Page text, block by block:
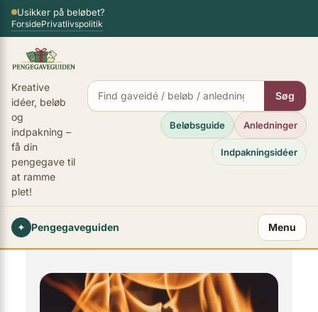
Spring
indhold
Usikker på beløbet?
ForsidePrivatlivspolitik
Kreative
idéer, beløb
og
indpakning –
få din
pengegave til
at ramme
plet!
Søg
Beløbsguide Anledninger
Indpakningsidéer
✦ Pengegaveguiden Menu